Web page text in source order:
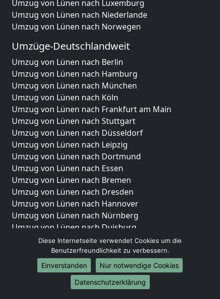
Umzug von Lünen nach Luxemburg
Umzug von Lünen nach Niederlande
Umzug von Lünen nach Norwegen
Umzüge-Deutschlandweit
Umzug von Lünen nach Berlin
Umzug von Lünen nach Hamburg
Umzug von Lünen nach München
Umzug von Lünen nach Köln
Umzug von Lünen nach Frankfurt am Main
Umzug von Lünen nach Stuttgart
Umzug von Lünen nach Düsseldorf
Umzug von Lünen nach Leipzig
Umzug von Lünen nach Dortmund
Umzug von Lünen nach Essen
Umzug von Lünen nach Bremen
Umzug von Lünen nach Dresden
Umzug von Lünen nach Hannover
Umzug von Lünen nach Nürnberg
Umzug von Lünen nach Duisburg
Umzug von Lünen nach Bochum
Umzug von Lünen nach Wuppertal
Umzug von Lünen nach Bielefeld
Umzug von Lünen nach Bonn
Umzug von Lünen nach Münster
Diese Internetseite verwendet Cookies um die
Benutzerfreundlichkeit zu verbessern.
Einverstanden
Nur notwendige Cookies
Datenschutzerklärung